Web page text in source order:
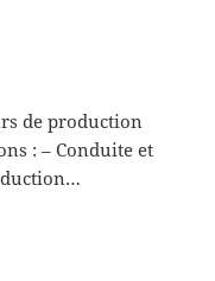
de production
: – Conduite et